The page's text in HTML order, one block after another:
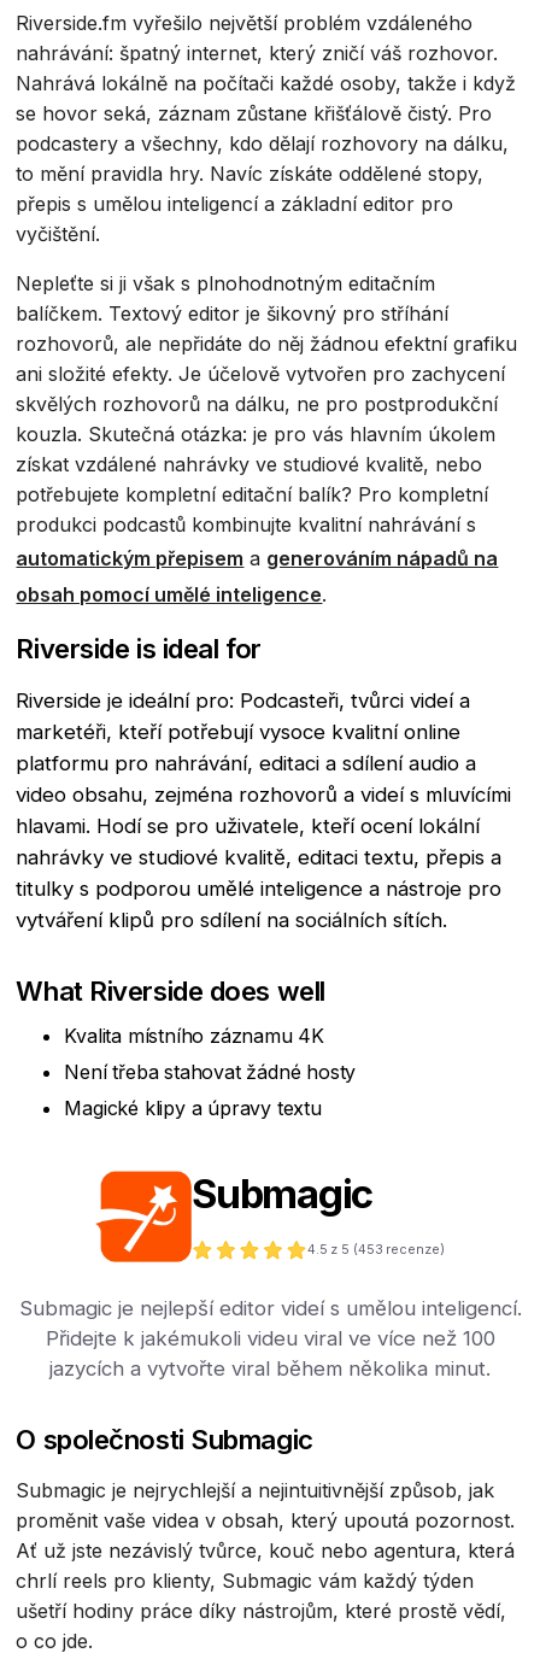
Riverside.fm vyřešilo největší problém vzdáleného
nahrávání: špatný internet, který zničí váš rozhovor.
Nahrává lokálně na počítači každé osoby, takže i když
se hovor seká, záznam zůstane křišťálově čistý. Pro
podcastery a všechny, kdo dělají rozhovory na dálku,
to mění pravidla hry. Navíc získáte oddělené stopy,
přepis s umělou inteligencí a základní editor pro
vyčištění.
Nepleťte si ji však s plnohodnotným editačním
balíčkem. Textový editor je šikovný pro stříhání
rozhovorů, ale nepřidáte do něj žádnou efektní grafiku
ani složité efekty. Je účelově vytvořen pro zachycení
skvělých rozhovorů na dálku, ne pro postprodukční
kouzla. Skutečná otázka: je pro vás hlavním úkolem
získat vzdálené nahrávky ve studiové kvalitě, nebo
potřebujete kompletní editační balík? Pro kompletní
produkci podcastů kombinujte kvalitní nahrávání s
automatickým přepisem a generováním nápadů na
obsah pomocí umělé inteligence.
Riverside is ideal for
Riverside je ideální pro: Podcasteři, tvůrci videí a
marketéři, kteří potřebují vysoce kvalitní online
platformu pro nahrávání, editaci a sdílení audio a
video obsahu, zejména rozhovorů a videí s mluvícími
hlavami. Hodí se pro uživatele, kteří ocení lokální
nahrávky ve studiové kvalitě, editaci textu, přepis a
titulky s podporou umělé inteligence a nástroje pro
vytváření klipů pro sdílení na sociálních sítích.
What Riverside does well
Kvalita místního záznamu 4K
Není třeba stahovat žádné hosty
Magické klipy a úpravy textu
Submagic
4.5 z 5 (453 recenze)
Submagic je nejlepší editor videí s umělou inteligencí.
Přidejte k jakémukoli videu viral ve více než 100
jazycích a vytvořte viral během několika minut.
O společnosti Submagic
Submagic je nejrychlejší a nejintuitivnější způsob, jak
proměnit vaše videa v obsah, který upoutá pozornost.
Ať už jste nezávislý tvůrce, kouč nebo agentura, která
chrlí reels pro klienty, Submagic vám každý týden
ušetří hodiny práce díky nástrojům, které prostě vědí,
o co jde.